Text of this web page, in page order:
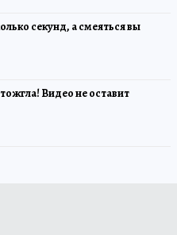
секунд, а смеяться вы
Видео не оставит